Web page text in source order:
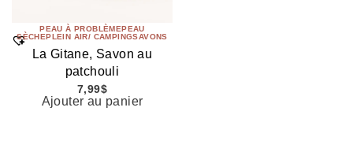
PEAU À PROBLÈMEPEAU
SÈCHEPLEIN AIR/ CAMPINGSAVONS
La Gitane, Savon au
patchouli
7,99$
Ajouter au panier